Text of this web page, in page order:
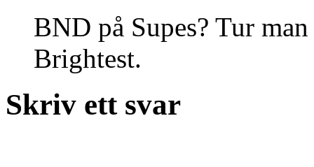
BND på Supes? Tur
Brightest.
Skriv ett svar